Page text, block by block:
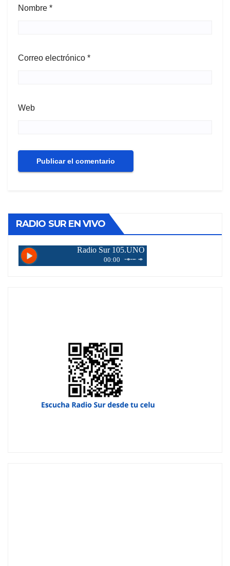
Nombre *
Correo electrónico *
Web
RADIO SUR EN VIVO